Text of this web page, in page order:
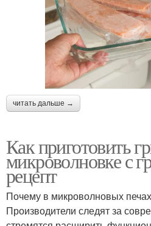
читать дальше →
Как приготовить
микроволновке с
рецепт
Почему в микроволновых
Производители следят за